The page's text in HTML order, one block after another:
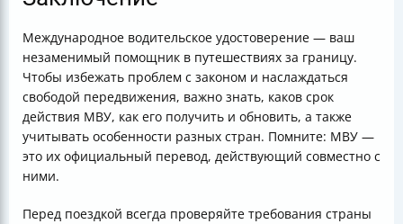
Международное водительское удостоверение — ваш
незаменимый помощник в путешествиях за границу.
Чтобы избежать проблем с законом и наслаждаться
свободой передвижения, важно знать, каков срок
действия МВУ, как его получить и обновить, а также
учитывать особенности разных стран. Помните: МВУ —
это их официальный перевод, действующий совместно с
ними.
Перед поездкой всегда проверяйте требования страны